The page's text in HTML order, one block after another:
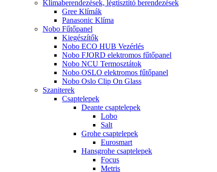
Klímaberendezések, légtisztító berendezések
Gree Klímák
Panasonic Klíma
Nobo Fűtőpanel
Kiegészítők
Nobo ECO HUB Vezérlés
Nobo FJORD elektromos fűtőpanel
Nobo NCU Termosztátok
Nobo OSLO elektromos fűtőpanel
Nobo Oslo Clip On Glass
Szaniterek
Csaptelepek
Deante csaptelepek
Lobo
Salt
Grohe csaptelepek
Eurosmart
Hansgrohe csaptelepek
Focus
Metris